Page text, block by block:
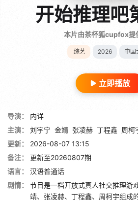
开始推理吧
本片由茶杯狐cupfox提
综艺 2026 中国
立即播放
导演：
内详
主演：
刘宇宁 金靖 张凌赫 丁程鑫 周柯
更新：
2026-08-07 13:15
备注：
更新至20260807期
语言：
汉语普通话
剧情：
节目是一档开放式真人社交推理游
靖、张凌赫、丁程鑫、周柯宇组成